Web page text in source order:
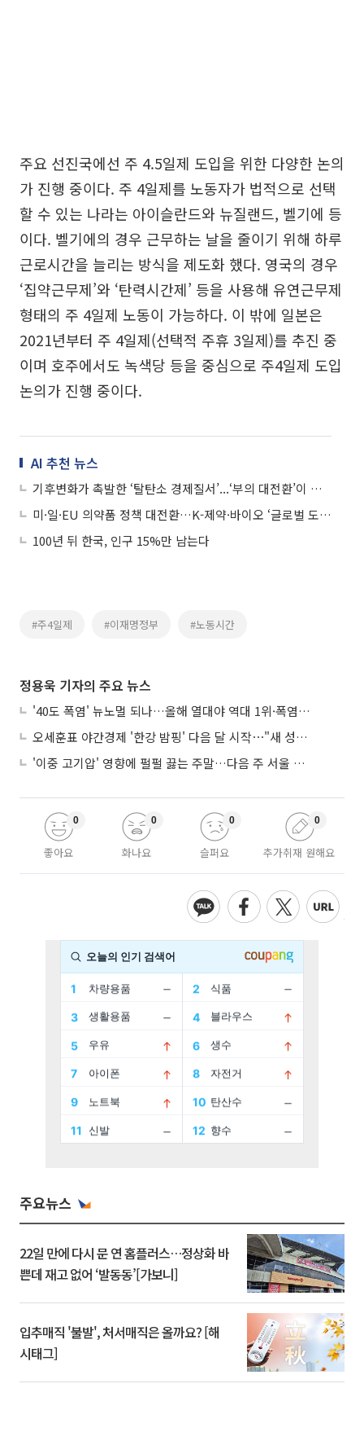
주요 선진국에선 주 4.5일제 도입을 위한 다양한 논의
가 진행 중이다. 주 4일제를 노동자가 법적으로 선택
할 수 있는 나라는 아이슬란드와 뉴질랜드, 벨기에 등
이다. 벨기에의 경우 근무하는 날을 줄이기 위해 하루
근로시간을 늘리는 방식을 제도화 했다. 영국의 경우
‘집약근무제’와 ‘탄력시간제’ 등을 사용해 유연근무제
형태의 주 4일제 노동이 가능하다. 이 밖에 일본은
2021년부터 주 4일제(선택적 주휴 3일제)를 추진 중
이며 호주에서도 녹색당 등을 중심으로 주4일제 도입
논의가 진행 중이다.
AI 추천 뉴스
기후변화가 촉발한 ‘탈탄소 경제질서’...‘부의 대전환’이 시작됐다
미·일·EU 의약품 정책 대전환…K-제약·바이오 ‘글로벌 도약’ 기회 온다
100년 뒤 한국, 인구 15%만 남는다
#주4일제 #이재명정부 #노동시간
정용욱 기자의 주요 뉴스
'40도 폭염' 뉴노멀 되나…올해 열대야 역대 1위·폭염일수 평년 3배 넘어
오세훈표 야간경제 '한강 밤핑' 다음 달 시작⋯"새 성장동력 만들 것"
'이중 고기압' 영향에 펄펄 끓는 주말…다음 주 서울 포함 서쪽이 더 덥다
좋아요
0
화나요
0
슬퍼요
0
추가취재 원해요
0
주요뉴스
22일 만에 다시 문 연 홈플러스…정상화 바
쁜데 재고 없어 ‘발동동’[가보니]
입추매직 '불발', 처서매직은 올까요? [해
시태그]